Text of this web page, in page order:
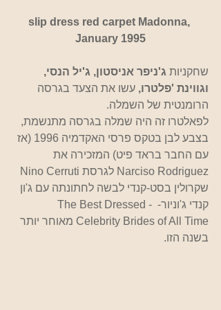
slip dress red carpet Madonna,
January 1995
שחקניות ג'ניפר אניסטון, ג'יל הנסי,
וגווינת 'פלטרו, עשו את הצעד בגרסה
הרומנטית של השמלה.
לפאלטרו זה היה שמלה בגרסה מתנשמת,
בצבע לבן בטקס פרסי האקדמיה 1996 (אז
עם החבר בראד פיט) המזכירה את
שקרולין בסט-קנדי לבשה לחתונתה עם ג'ון
קנדי ​​ג'וניור-  -The Best Dressed
Celebrity Brides of All Time מאוחר יותר
בשנה הזו.